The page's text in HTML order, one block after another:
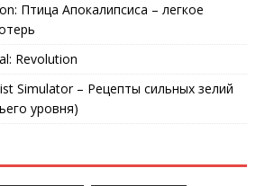
Птица Апокалипсиса – легкое
Revolution
Simulator – Рецепты сильных зелий
уровня)